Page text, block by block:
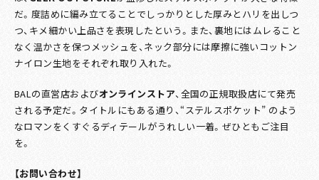
だ。度詰めに編み立てることでしっかりとした厚みとハリを出しつ
つ、キメ細かい上品さを表現したという。また、裏地にはムレること
なく温かさを保つメッシュを、ネック部分には摩擦に強いコットン
ナイロン生地をそれぞれ取り入れた。
BALの直営店およびオンラインストア、全国の正規取扱店にて発売
される予定だ。タイトルにもある通り、“ステルスポケット” のよう
なロマンをくすぐるディテールがうれしい一着。ぜひともご注目
を。
【お問い合わせ】